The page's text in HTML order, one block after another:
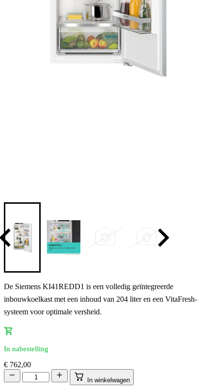
De Siemens KI41REDD1 is een volledig geïntegreerde
inbouwkoelkast met een inhoud van 204 liter en een VitaFresh-
systeem voor optimale versheid.
In nabestelling
€ 762,00
In winkelwagen